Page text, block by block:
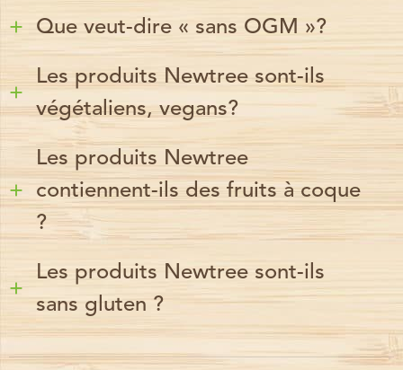
Que veut-dire « sans OGM »?
Les produits Newtree sont-ils
végétaliens, vegans?
Les produits Newtree
contiennent-ils des fruits à coque
?
Les produits Newtree sont-ils
sans gluten ?